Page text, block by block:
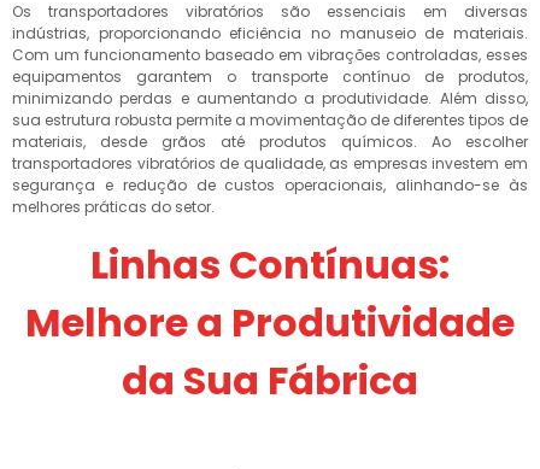
Os transportadores vibratórios são essenciais em diversas
indústrias, proporcionando eficiência no manuseio de materiais.
Com um funcionamento baseado em vibrações controladas, esses
equipamentos garantem o transporte contínuo de produtos,
minimizando perdas e aumentando a produtividade. Além disso,
sua estrutura robusta permite a movimentação de diferentes tipos de
materiais, desde grãos até produtos químicos. Ao escolher
transportadores vibratórios de qualidade, as empresas investem em
segurança e redução de custos operacionais, alinhando-se às
melhores práticas do setor.
Linhas Contínuas:
Melhore a Produtividade
da Sua Fábrica